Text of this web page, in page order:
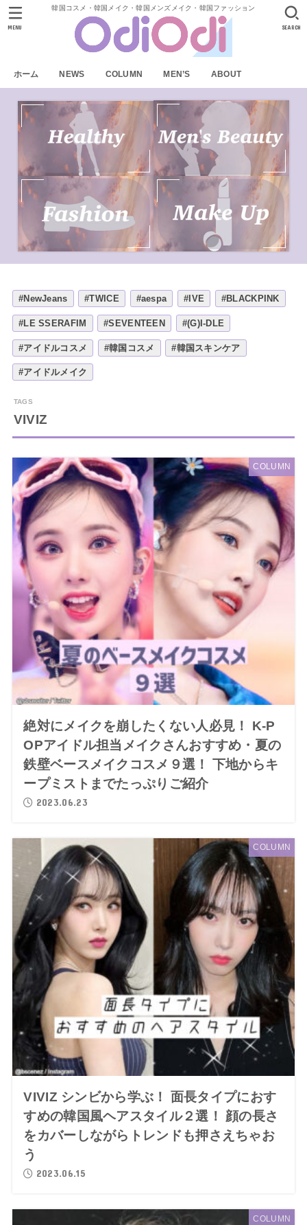
韓国コスメ・韓国メイク・韓国メンズメイク・韓国ファッション
ホーム NEWS COLUMN MEN’S ABOUT
SEARCH
MENU
#NewJeans #TWICE #aespa #IVE #BLACKPINK
#LE SSERAFIM #SEVENTEEN #(G)I-DLE
#アイドルコスメ #韓国コスメ #韓国スキンケア
#アイドルメイク
VIVIZ
COLUMN
絶対にメイクを崩したくない人必見！ K-P
OPアイドル担当メイクさんおすすめ・夏の
鉄壁ベースメイクコスメ９選！ 下地からキ
ープミストまでたっぷりご紹介
2023.06.23
COLUMN
VIVIZ シンビから学ぶ！ 面長タイプにおす
すめの韓国風ヘアスタイル２選！ 顔の長さ
をカバーしながらトレンドも押さえちゃお
う
2023.06.15
COLUMN